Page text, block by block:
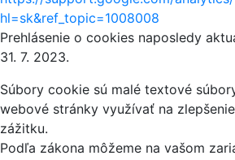
hl=sk&ref_topic=1008008
Prehlásenie o cookies naposledy
31. 7. 2023.
Súbory cookie sú malé textové
webové stránky využívať na
zážitku.
Podľa zákona môžeme na vašom